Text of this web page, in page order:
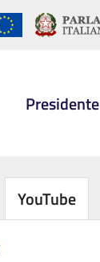
Presidente
YouTube